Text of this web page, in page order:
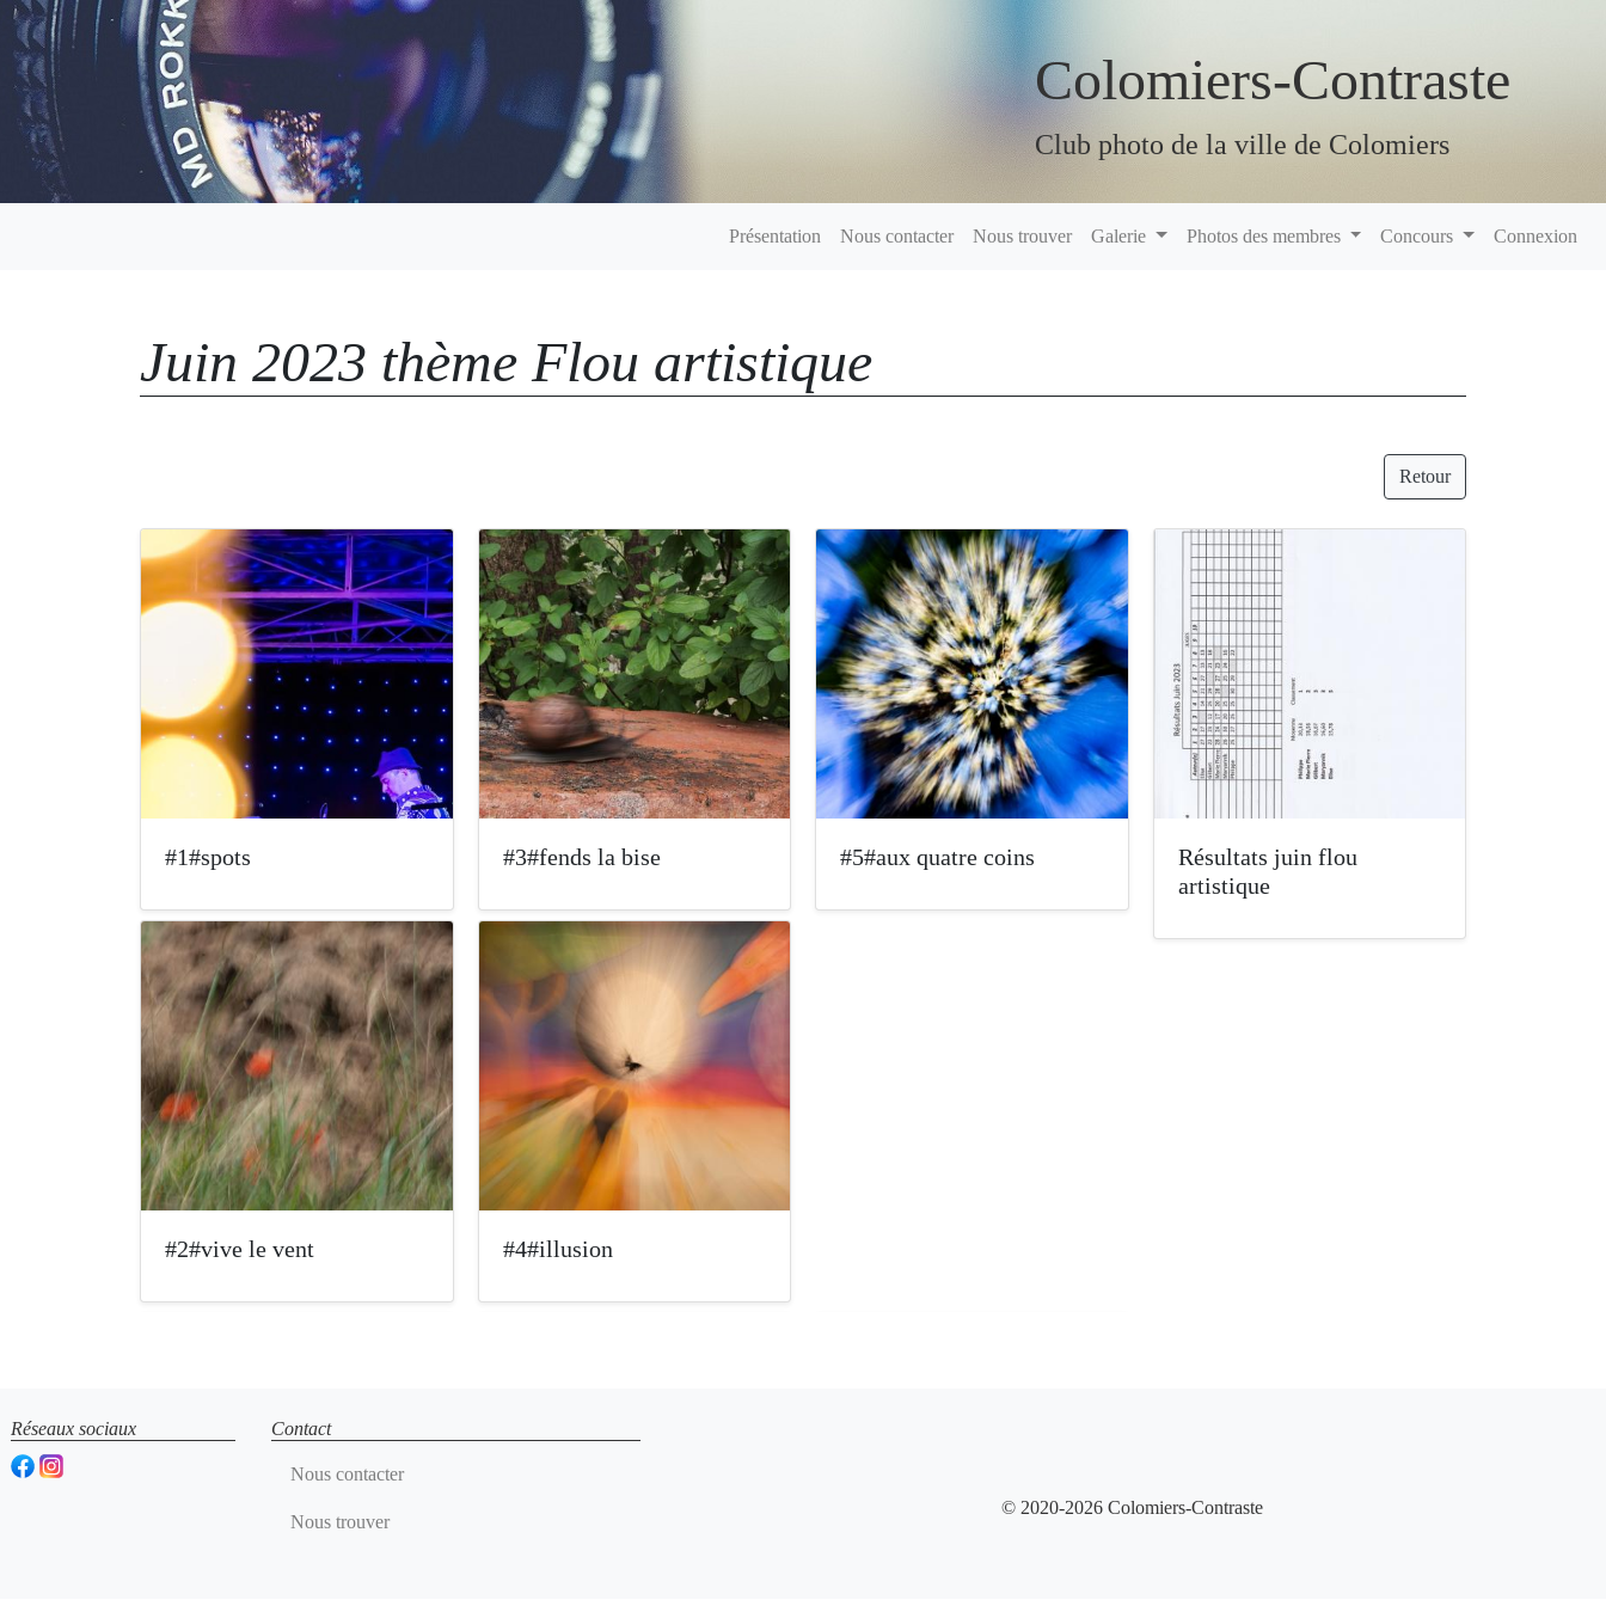
Colomiers-Contraste
Club photo de la ville de Colomiers
Présentation Nous contacter Nous trouver Galerie Photos des membres Concours Connexion
Juin 2023 thème Flou artistique
Retour
#1#spots
#2#vive le vent
#3#fends la bise
#4#illusion
#5#aux quatre coins
Résultats juin flou
artistique
Réseaux sociaux Contact
Nous contacter
Nous trouver
© 2020-2026 Colomiers-Contraste